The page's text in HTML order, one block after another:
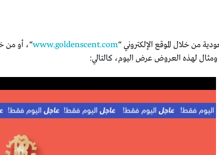
من خلال الموقع الإلكتروني “www.goldenscent.com“، أو من
لهذه العروض عرض اليوم، كالتالي: